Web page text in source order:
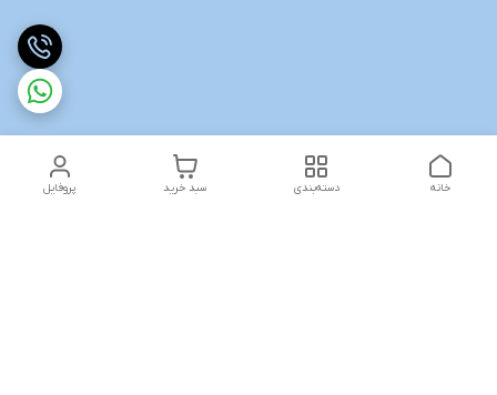
پروفایل سبد خرید دسته‌بندی خانه